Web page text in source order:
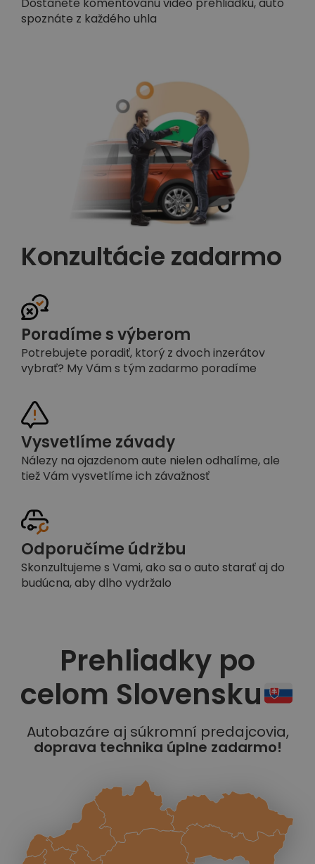
Dostanete komentovanú video prehliadku, auto
spoznáte z každého uhla
Konzultácie zadarmo
Poradíme s výberom
Potrebujete poradiť, ktorý z dvoch inzerátov
vybrať? My Vám s tým zadarmo poradíme
Vysvetlíme závady
Nálezy na ojazdenom aute nielen odhalíme, ale
tiež Vám vysvetlíme ich závažnosť
Odporučíme údržbu
Skonzultujeme s Vami, ako sa o auto starať aj do
budúcna, aby dlho vydržalo
Prehliadky po
celom Slovensku
Autobazáre aj súkromní predajcovia,
doprava technika úplne zadarmo!